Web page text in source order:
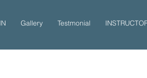
Gallery Testmonial